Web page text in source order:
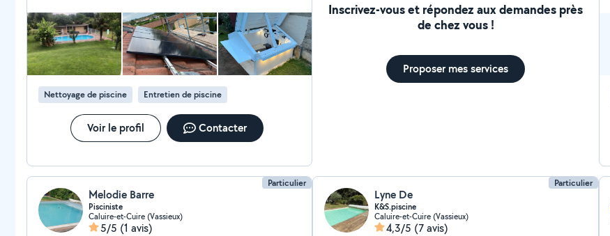
abri robot de tonte Construction abris extérieur
Entretien et maintenance piscine Petites réparations
du quotidien Aide diverse selon vos besoins Travail
soigné Intervention rapide Prix raisonnables Votre
satisfaction est ma priorité ! N'hésitez pas à me
contacter pour discuter de votre besoin, je réponds
rapidement. À très bientôt
Nettoyage de piscine Entretien de piscine
Voir le profil Contacter
Inscrivez-vous et répondez aux demandes près
de chez vous !
Proposer mes services
Particulier
Melodie Barre
Pisciniste
Caluire-et-Cuire (Vassieux)
5/5 (1 avis)
Particulier
Lyne De
K&S.piscine
Caluire-et-Cuire (Vassieux)
4,3/5 (7 avis)